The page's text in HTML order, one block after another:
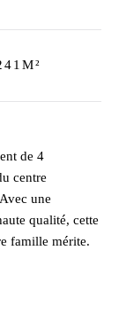
de 4
centre
une
qualité, cette
famille mérite.